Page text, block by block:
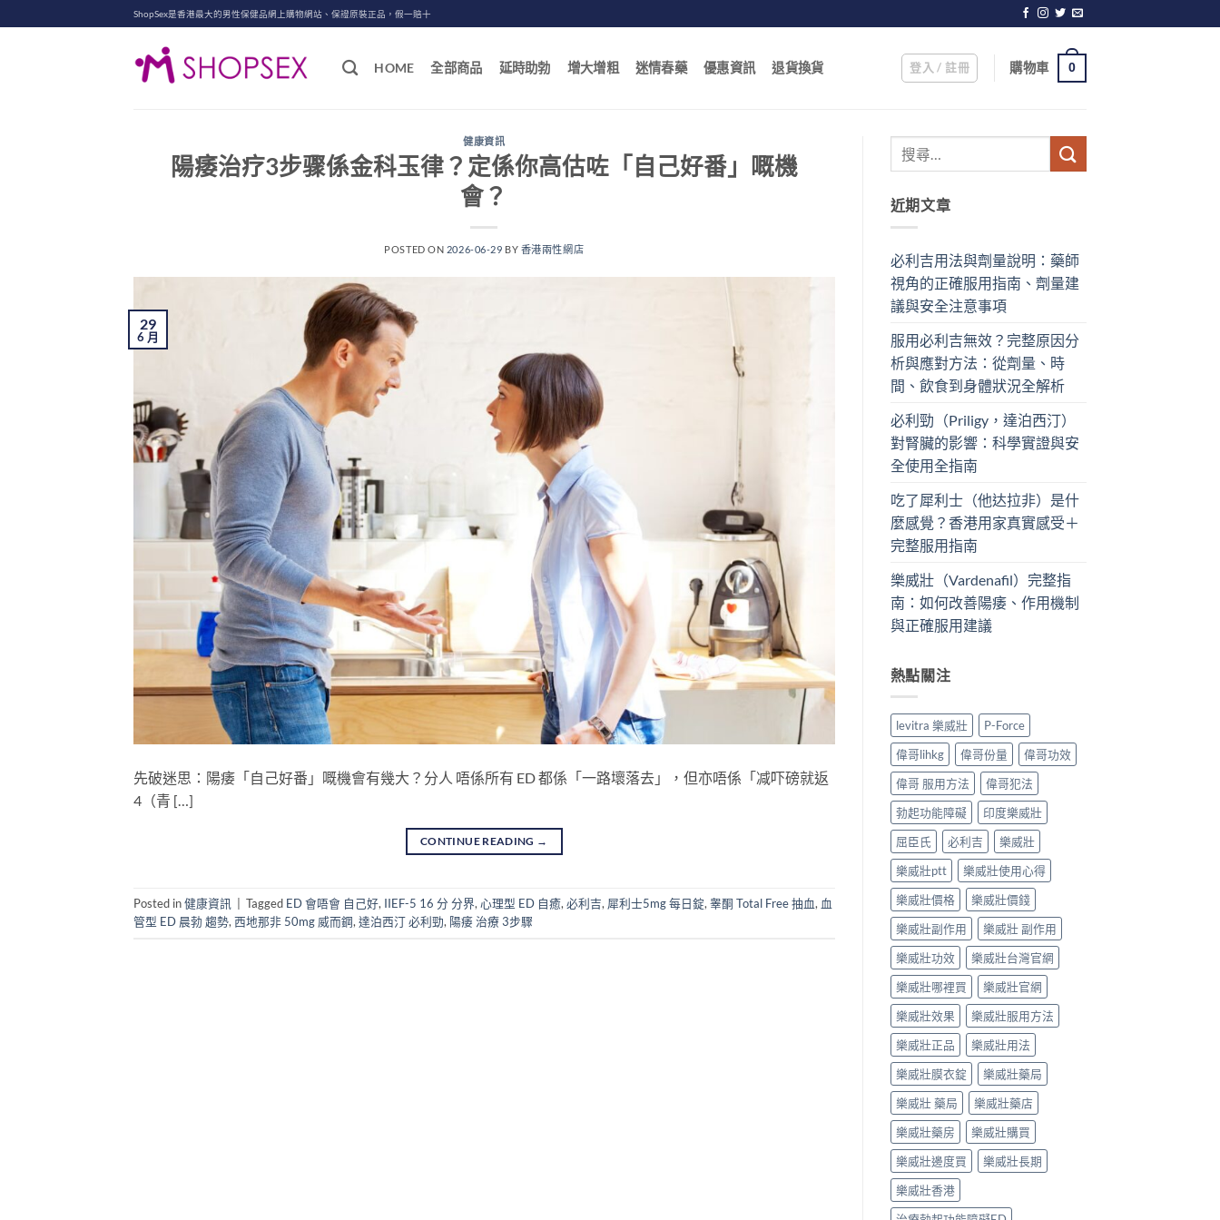
to
ShopSex是香港最大的男性保健品網上購物網站、保證原裝正品，假一賠十
HOME 全部商品 延時助勃 增大增粗 迷情春藥 優惠資訊 退貨換貨 登入 / 註冊 購物車 0
健康資訊
陽痿治疗3步骤係金科玉律？定係你高估咗「自己好番」嘅機
會？
POSTED ON 2026-06-29 BY 香港兩性網店
29
6 月
先破迷思：陽痿「自己好番」嘅機會有幾大？分人 唔係所有 ED 都係「一路壞落去」，但亦唔係「减吓磅就返
4（青 […]
CONTINUE READING →
Posted in健康資訊 Tagged ED 會唔會 自己好, IIEF-5 16 分 分界,心理型 ED 自癒,必利吉, 犀利士5mg 每日錠,睾酮 Total Free 抽血, 血
管型 ED 晨勃 趨勢,西地那非 50mg 威而鋼,達泊西汀 必利勁, 陽痿 治療 3步驟
近期文章
必利吉用法與劑量說明：藥師
視角的正確服用指南、劑量建
議與安全注意事項
服用必利吉無效？完整原因分
析與應對方法：從劑量、時
間、飲食到身體狀況全解析
必利勁（Priligy，達泊西汀）
對腎臟的影響：科學實證與安
全使用全指南
吃了犀利士（他达拉非）是什
麼感覺？香港用家真實感受＋
完整服用指南
樂威壯（Vardenafil）完整指
南：如何改善陽痿、作用機制
與正確服用建議
熱點關注
levitra 樂威壯
P-Force
偉哥lihkg
偉哥份量
偉哥功效
偉哥 服用方法
偉哥犯法
勃起功能障礙
印度樂威壯
屈臣氏
必利吉
樂威壯
樂威壯ptt
樂威壯使用心得
樂威壯價格
樂威壯價錢
樂威壯副作用
樂威壯 副作用
樂威壯功效
樂威壯台灣官網
樂威壯哪裡買
樂威壯官網
樂威壯效果
樂威壯服用方法
樂威壯正品
樂威壯用法
樂威壯膜衣錠
樂威壯藥局
樂威壯 藥局
樂威壯藥店
樂威壯藥房
樂威壯購買
樂威壯邊度買
樂威壯長期
樂威壯香港